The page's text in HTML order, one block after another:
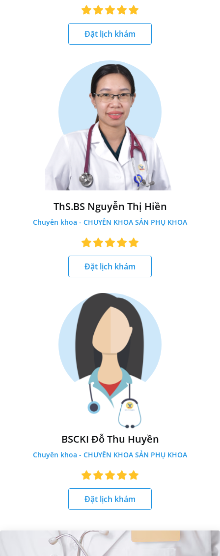
Đặt lịch khám
ThS.BS Nguyễn Thị Hiền
Chuyên khoa - CHUYÊN KHOA SẢN PHỤ KHOA
Đặt lịch khám
BSCKI Đỗ Thu Huyền
Chuyên khoa - CHUYÊN KHOA SẢN PHỤ KHOA
Đặt lịch khám